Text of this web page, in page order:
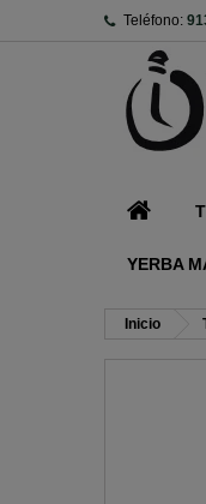
Teléfono:
YERBA
Inicio